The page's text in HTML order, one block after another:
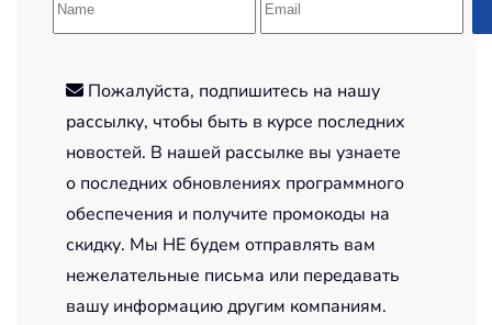
Пожалуйста, подпишитесь на нашу
рассылку, чтобы быть в курсе последних
новостей. В нашей рассылке вы узнаете
о последних обновлениях программного
обеспечения и получите промокоды на
скидку. Мы НЕ будем отправлять вам
нежелательные письма или передавать
вашу информацию другим компаниям.